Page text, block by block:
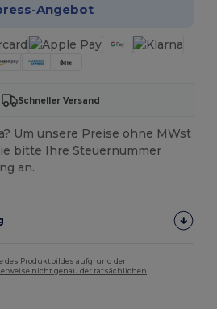
Angebot
Schneller Versand
Um unsere Preise ohne MWst
bitte Ihre Steuernummer
an.
des Produktbildes aufgrund der
nicht genau der tatsächlichen